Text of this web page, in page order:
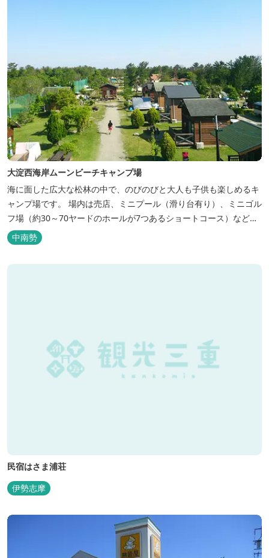
大淀西海岸ムーンビーチキャンプ場
海に面した広大な松林の中で、のびのびと大人も子供も楽しめるキ
ャンプ場です。 場内は売店、ミニプール（滑り台有り）、ミニゴル
フ場（約30～70ヤードのホールが7つあるショートコース）なども
あります。 目の前の海では、海水浴など安心して楽しめます。周辺
観光地には、伊勢志摩国立公園の玄関口にあたります。
中南勢
民宿はさま浦荘
伊勢志摩